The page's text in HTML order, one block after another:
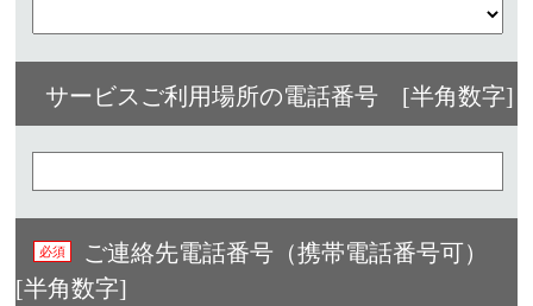
サービスご利用場所の電話番号 [半角数字]
ご連絡先電話番号（携帯電話番号可）
[半角数字]